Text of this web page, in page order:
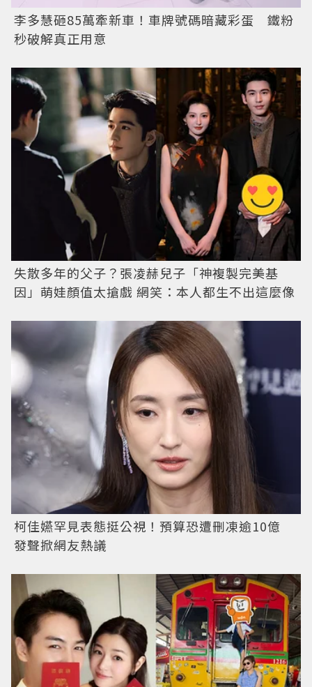
李多慧砸85萬牽新車！車牌號碼暗藏彩蛋 鐵粉
秒破解真正用意
失散多年的父子？張凌赫兒子「神複製完美基
因」萌娃顏值太搶戲 網笑：本人都生不出這麼像
柯佳嬿罕見表態挺公視！預算恐遭刪凍逾10億
發聲掀網友熱議